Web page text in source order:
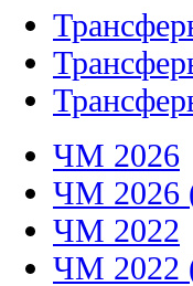
ЧМ 2026
ЧМ 2026
ЧМ 2022
ЧМ 2022